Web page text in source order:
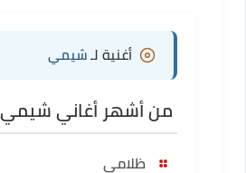
أغنية لـ شيمي
من أشهر أغاني شيمي
ظلامي